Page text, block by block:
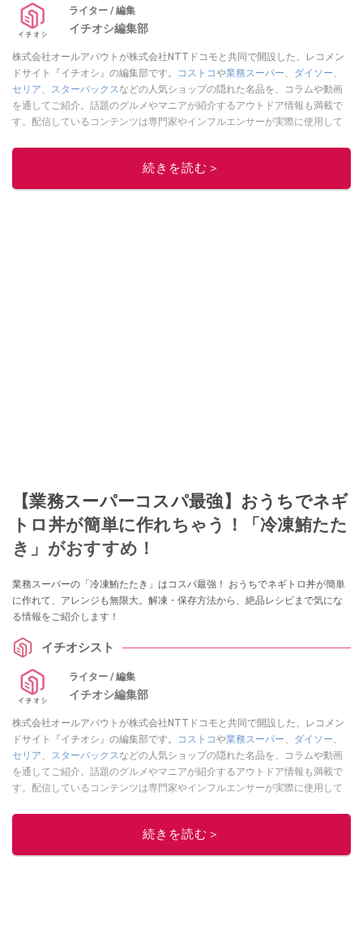
ライター / 編集
イチオシ編集部
株式会社オールアバウトが株式会社NTTドコモと共同で開設した、レコメン
ドサイト『イチオシ』の編集部です。
コストコや業務スーパー、 ダイソー、
セリア、 スターバックスなどの人気ショップの隠れた名品を、コラムや動画
を通してご紹介。話題のグルメやマニアが紹介するアウトドア情報も満載で
す。配信しているコンテンツは専門家やインフルエンサーが実際に使用して
ニュースでフォロー
続きを読む＞
【業務スーパーコスパ最強】おうちでネギ
トロ丼が簡単に作れちゃう！「冷凍鮪たた
き」がおすすめ！
業務スーパーの「冷凍鮪たたき」はコスパ最強！ おうちでネギトロ丼が簡単
に作れて、アレンジも無限大。解凍・保存方法から、絶品レシピまで気にな
る情報をご紹介します！
イチオシスト
ライター / 編集
イチオシ編集部
株式会社オールアバウトが株式会社NTTドコモと共同で開設した、レコメン
ドサイト『イチオシ』の編集部です。
コストコや業務スーパー、 ダイソー、
セリア、 スターバックスなどの人気ショップの隠れた名品を、コラムや動画
を通してご紹介。話題のグルメやマニアが紹介するアウトドア情報も満載で
す。配信しているコンテンツは専門家やインフルエンサーが実際に使用して
ニュースでフォロー
続きを読む＞